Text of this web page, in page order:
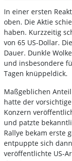
In einer ersten
oben. Die Aktie
haben. Kurzzeitig
von 65 US-Dollar.
Dauer. Dunkle
und insbesondere
Tagen knüppeldick.
Maßgeblichen
hatte der
Konzern
und patzte
Rallye bekam erste
entpuppte sich
veröffentlichte US-